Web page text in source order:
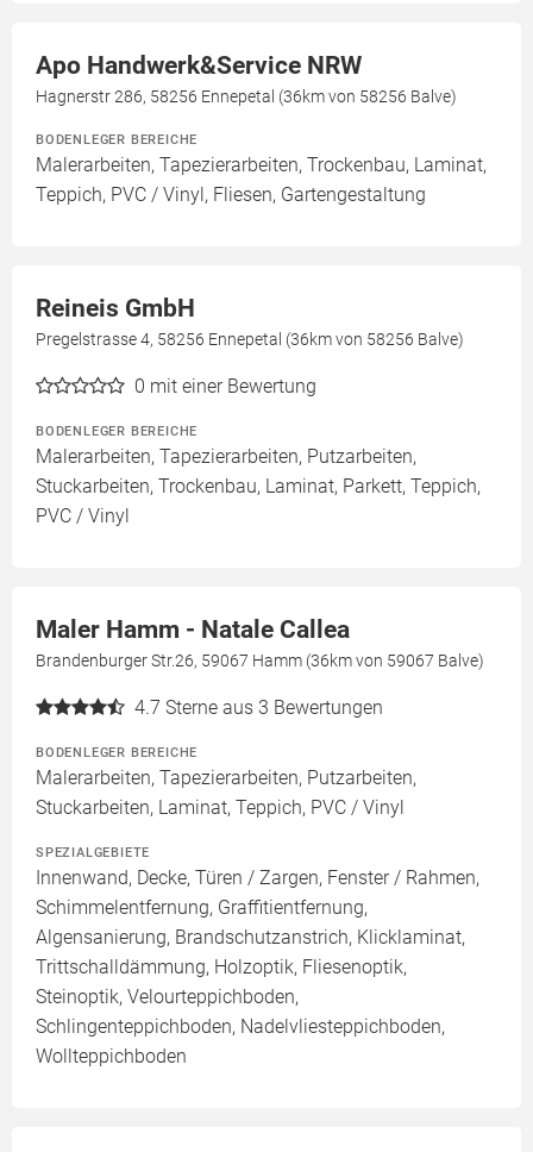
Apo Handwerk&Service NRW
Hagnerstr 286, 58256 Ennepetal (36km von 58256 Balve)
BODENLEGER BEREICHE
Malerarbeiten, Tapezierarbeiten, Trockenbau, Laminat,
Teppich, PVC / Vinyl, Fliesen, Gartengestaltung
Reineis GmbH
Pregelstrasse 4, 58256 Ennepetal (36km von 58256 Balve)
0 mit einer Bewertung
BODENLEGER BEREICHE
Malerarbeiten, Tapezierarbeiten, Putzarbeiten,
Stuckarbeiten, Trockenbau, Laminat, Parkett, Teppich,
PVC / Vinyl
Maler Hamm - Natale Callea
Brandenburger Str.26, 59067 Hamm (36km von 59067 Balve)
4.7 Sterne aus 3 Bewertungen
BODENLEGER BEREICHE
Malerarbeiten, Tapezierarbeiten, Putzarbeiten,
Stuckarbeiten, Laminat, Teppich, PVC / Vinyl
SPEZIALGEBIETE
Innenwand, Decke, Türen / Zargen, Fenster / Rahmen,
Schimmelentfernung, Graffitientfernung,
Algensanierung, Brandschutzanstrich, Klicklaminat,
Trittschalldämmung, Holzoptik, Fliesenoptik,
Steinoptik, Velourteppichboden,
Schlingenteppichboden, Nadelvliesteppichboden,
Wollteppichboden